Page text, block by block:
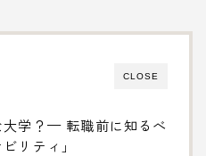
CLOSE
学？— 転職前に知るべ
リティ」